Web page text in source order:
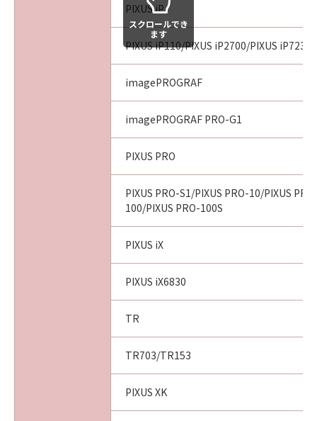
PIXUS iP
PIXUS iP110/PIXUS iP2700/PIXUS
imagePROGRAF
imagePROGRAF PRO-G1
PIXUS PRO
PIXUS PRO-S1/PIXUS PRO-10/PIXUS
100/PIXUS PRO-100S
PIXUS iX
PIXUS iX6830
TR
TR703/TR153
PIXUS XK
スクロールでき
ます